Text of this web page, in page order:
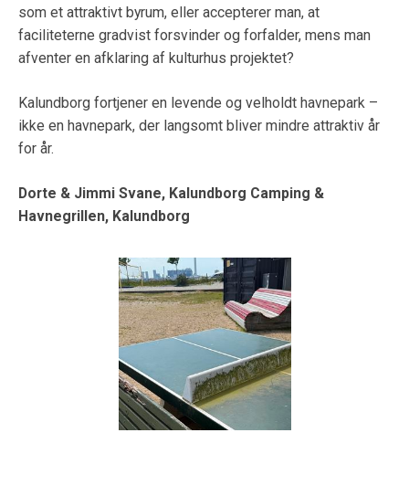
som et attraktivt byrum, eller accepterer man, at
faciliteterne gradvist forsvinder og forfalder, mens man
afventer en afklaring af kulturhus projektet?
Kalundborg fortjener en levende og velholdt havnepark –
ikke en havnepark, der langsomt bliver mindre attraktiv år
for år.
Dorte & Jimmi Svane, Kalundborg Camping &
Havnegrillen, Kalundborg